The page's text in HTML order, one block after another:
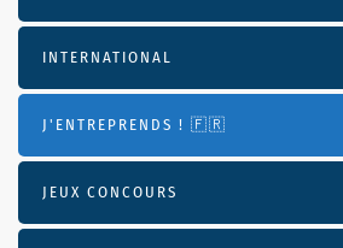
INTERNATIONAL
J'ENTREPRENDS ! 🇫🇷
JEUX CONCOURS